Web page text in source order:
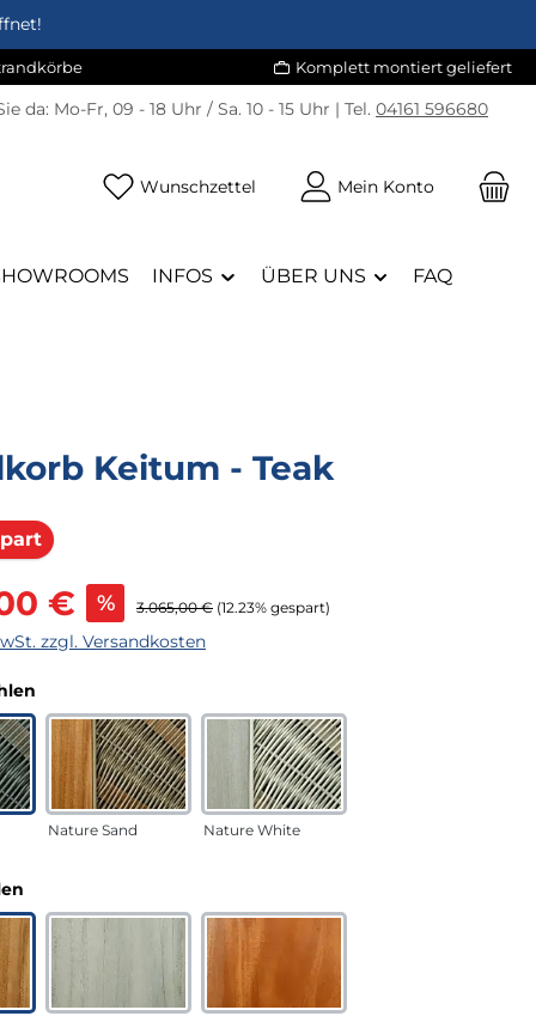
Komplett montiert geliefert
da: Mo-Fr, 09 - 18 Uhr / Sa. 10 - 15 Uhr | Tel. 04161 596680
Wunschzettel Du hast 0 Produkte auf dem
Mein Konto
INFOS ÜBER UNS FAQ
Keitum - Teak
Rabatt
€ % Regulärer Preis:
3.065,00 € (12.23% gespart)
zzgl. Versandkosten
Nature Sand Nature White